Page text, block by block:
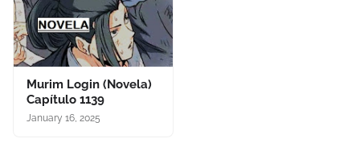
Murim Login (Novela)
Capítulo 1139
January 16, 2025